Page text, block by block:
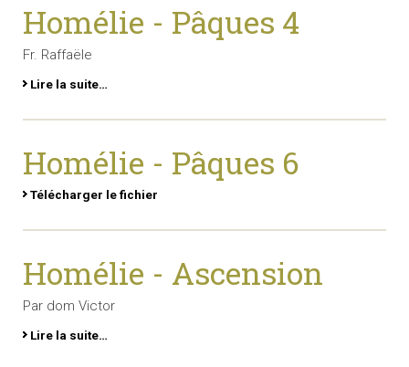
Homélie - Pâques 4
Fr. Raffaële
Lire la suite…
Homélie - Pâques 6
Télécharger le fichier
Homélie - Ascension
Par dom Victor
Lire la suite…